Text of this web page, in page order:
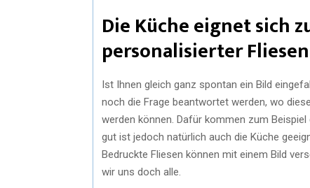
Die Küche eignet sich
personalisierter Fliesen
Ist Ihnen gleich ganz spontan ein Bild
noch die Frage beantwortet werden, wo
werden können. Dafür kommen zum
gut ist jedoch natürlich auch die Küche
Bedruckte Fliesen können mit einem Bild
wir uns doch alle.